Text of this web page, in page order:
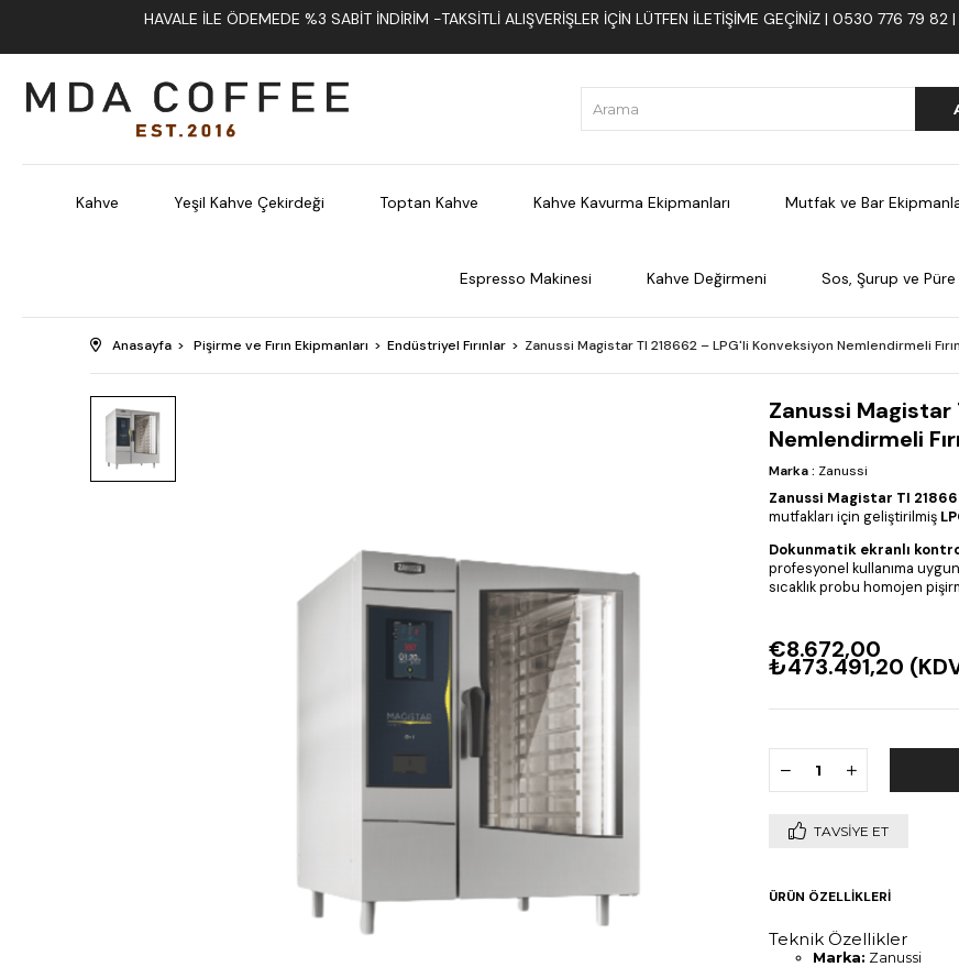
HAVALE İLE ÖDEMEDE %3 SABIT İNDIRIM -TAKSITLI ALIŞVERIŞLER İÇIN LÜTFEN ILETIŞIME GEÇINIZ | 0530 776 79 82
Kahve Yeşil Kahve Çekirdeği Toptan Kahve Kahve Kavurma Ekipmanları Mutfak ve Bar
Espresso Makinesi Kahve Değirmeni Sos, Şurup ve
Anasayfa Pişirme ve Fırın Ekipmanları Endüstriyel Fırınlar Zanussi Magistar TI 218662 – LPG'li Konveksiyon Nemlendirmeli
Zanussi Magistar
Nemlendirmeli
Marka: Zanussi
Zanussi Magistar TI
mutfakları için geliştirilmiş
Dokunmatik ekranlı
profesyonel kullanıma
sıcaklık probu homojen
€8.672,00
₺473.491,20
TAVSIYE ET
ÜRÜN ÖZELLIKLERI
Teknik Özellikler
Marka: Zanussi